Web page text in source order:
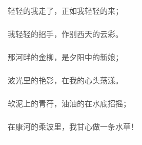
轻轻的我走了，正如我轻轻的来；
我轻轻的招手，作别西天的云彩。
那河畔的金柳，是夕阳中的新娘；
波光里的艳影，在我的心头荡漾。
软泥上的青荇，油油的在水底招摇；
在康河的柔波里，我甘心做一条水草！